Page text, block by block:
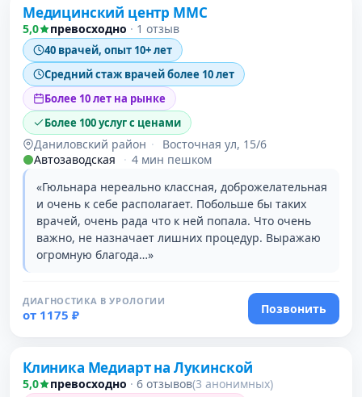
Медицинский центр ММС
5,0 превосходно · 1 отзыв
40 врачей, опыт 10+ лет
Средний стаж врачей более 10 лет
Более 10 лет на рынке
Более 100 услуг с ценами
Даниловский район ·
Восточная ул, 15/6
Автозаводская
· 4 мин пешком
«Гюльнара нереально классная, доброжелательная
и очень к себе располагает. Побольше бы таких
врачей, очень рада что к ней попала. Что очень
важно, не назначает лишних процедур. Выражаю
огромную благода…»
ДИАГНОСТИКА В УРОЛОГИИ
от 1175 ₽ Позвонить
Клиника Медиарт на Лукинской
5,0 превосходно · 6 отзывов(3 анонимных)